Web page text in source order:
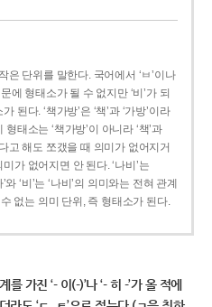
은 단위를 말한다. 국어에서 ‘ㅂ’이나
에 형태소가 될 수 없지만 ‘비’가 되
된다. ‘책가방’은 ‘책’과 ‘가방’이라
태소는 ‘책가방’이 아니라 ‘책’과
고 해도 쪼갰을 때 의미가 없어지거
가 없어지면 안 된다. ‘나비’는
와 ‘비’는 ‘나비’의 의미와는 전혀 관계
없는 의미 단위, 즉 형태소가 된다.
를 가진 ‘- 이(-)’나 ‘- 히 -’가 올 적에